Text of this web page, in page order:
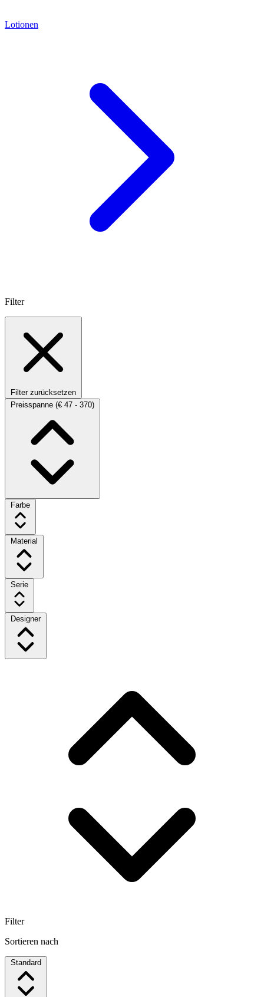
Lotionen
Filter
Filter zurücksetzen
Preisspanne (€ 47 - 370)
Farbe
Material
Serie
Designer
Filter
Sortieren nach
Standard